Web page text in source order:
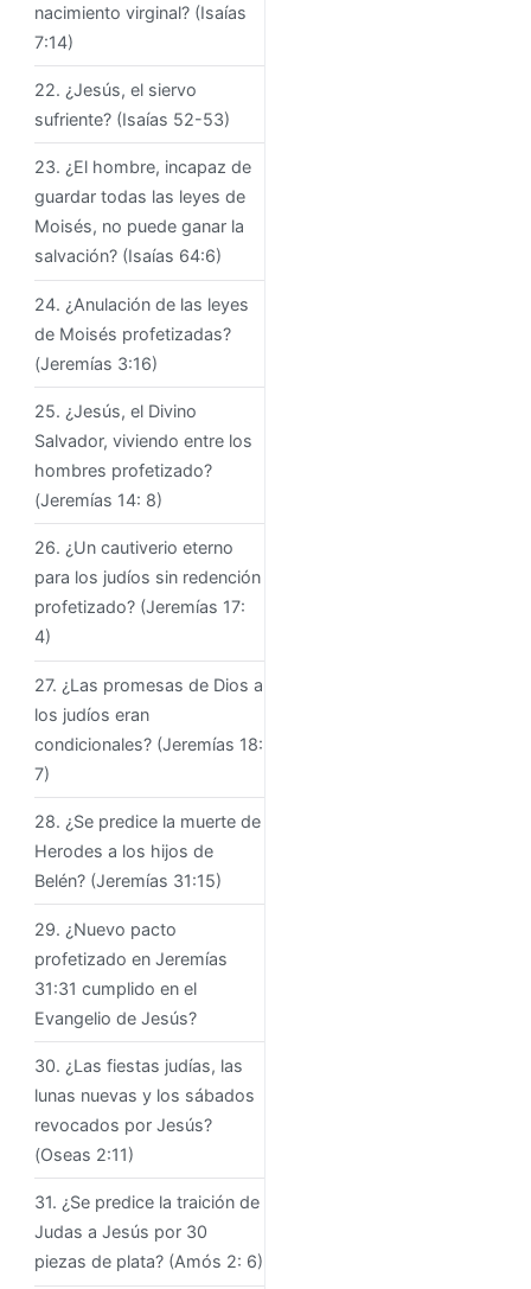
nacimiento virginal? (Isaías
7:14)
22. ¿Jesús, el siervo
sufriente? (Isaías 52-53)
23. ¿El hombre, incapaz de
guardar todas las leyes de
Moisés, no puede ganar la
salvación? (Isaías 64:6)
24. ¿Anulación de las leyes
de Moisés profetizadas?
(Jeremías 3:16)
25. ¿Jesús, el Divino
Salvador, viviendo entre los
hombres profetizado?
(Jeremías 14: 8)
26. ¿Un cautiverio eterno
para los judíos sin redención
profetizado? (Jeremías 17:
4)
27. ¿Las promesas de Dios a
los judíos eran
condicionales? (Jeremías 18:
7)
28. ¿Se predice la muerte de
Herodes a los hijos de
Belén? (Jeremías 31:15)
29. ¿Nuevo pacto
profetizado en Jeremías
31:31 cumplido en el
Evangelio de Jesús?
30. ¿Las fiestas judías, las
lunas nuevas y los sábados
revocados por Jesús?
(Oseas 2:11)
31. ¿Se predice la traición de
Judas a Jesús por 30
piezas de plata? (Amós 2: 6)